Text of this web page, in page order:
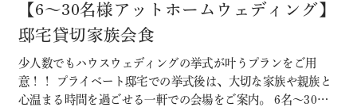
【6～30名様アットホームウェディング】
邸宅貸切家族会食
少人数でもハウスウェディングの挙式が叶うプランをご用
意！！ プライベート邸宅での挙式後は、大切な家族や親族と
心温まる時間を過ごせる一軒での会場をご案内。 6名～30名